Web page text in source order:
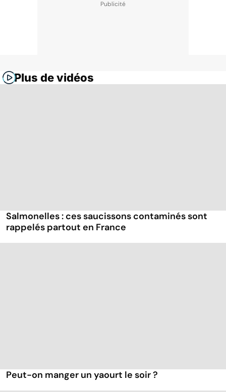
Plus de vidéos
Salmonelles : ces saucissons contaminés sont
rappelés partout en France
Peut-on manger un yaourt le soir ?